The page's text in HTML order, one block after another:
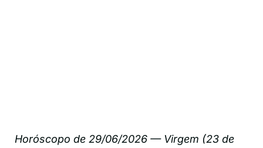
Horóscopo de 29/06/2026 — Virgem (23 de